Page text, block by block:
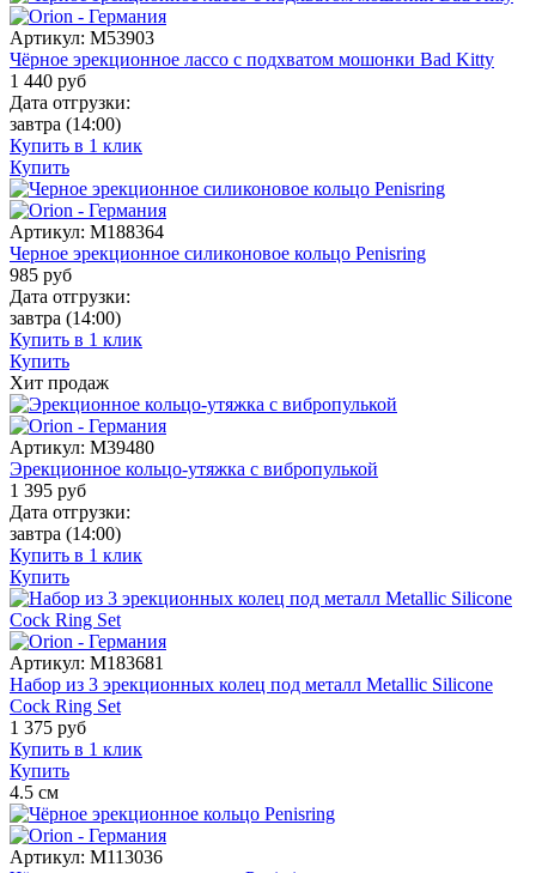
Артикул: M53903
Чёрное эрекционное лассо с подхватом мошонки Bad Kitty
1 440 руб
Дата отгрузки:
завтра (14:00)
Купить в 1 клик
Купить
Артикул: M188364
Черное эрекционное силиконовое кольцо Penisring
985 руб
Дата отгрузки:
завтра (14:00)
Купить в 1 клик
Купить
Хит продаж
Артикул: M39480
Эрекционное кольцо-утяжка с вибропулькой
1 395 руб
Дата отгрузки:
завтра (14:00)
Купить в 1 клик
Купить
Артикул: M183681
Набор из 3 эрекционных колец под металл Metallic Silicone
Cock Ring Set
1 375 руб
Купить в 1 клик
Купить
4.5 см
Артикул: M113036